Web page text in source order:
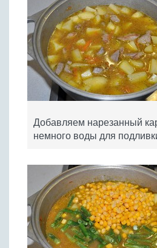
Добавляем нарезанный
немного воды для